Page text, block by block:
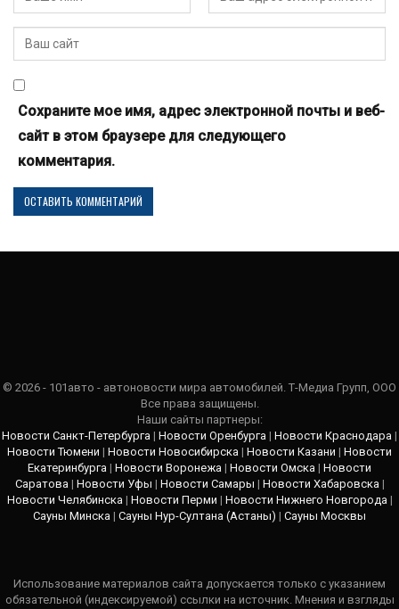
Сохраните мое имя, адрес электронной почты и веб-
сайт в этом браузере для следующего
комментария.
© 2026 - 101авто - автоновости мира автомобилей. Т-Медиа Групп, ООО
Все права защищены.
Наши сайты партнеры:
Новости Санкт-Петербурга | Новости Оренбурга | Новости Краснодара |
Новости Тюмени | Новости Новосибирска | Новости Казани | Новости
Екатеринбурга | Новости Воронежа | Новости Омска | Новости
Саратова| Новости Уфы | Новости Самары | Новости Хабаровска|
Новости Челябинска| Новости Перми | Новости Нижнего Новгорода|
Сауны Минска | Сауны Нур-Султана (Астаны) | Сауны Москвы
Использование материалов сайта допускается только с указанием
обязательной (индексируемой) ссылки на источник. Мнения и взгляды